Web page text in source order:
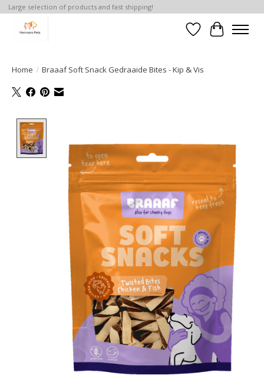
Large selection of products and fast shipping!
Verlanglijst
Home / Braaaf Soft Snack Gedraaide Bites - Kip & Vis